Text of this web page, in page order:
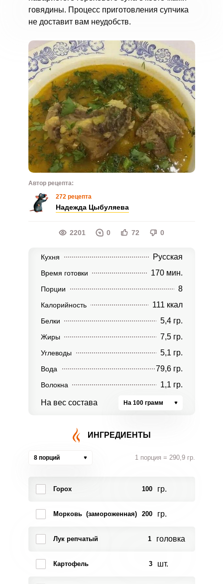
говядины. Процесс приготовления супчика
не доставит вам неудобств.
Автор рецепта:
272 рецепта
Надежда Цыбуляева
2201 0 72 0
Кухня Русская
Время готовки 170 мин.
Порции 8
Калорийность 111 ккал
Белки 5,4 гр.
Жиры 7,5 гр.
Углеводы 5,1 гр.
Вода 79,6 гр.
Волокна 1,1 гр.
На вес состава На 100 грамм
ИНГРЕДИЕНТЫ
8 порций 1 порция = 290,9 гр.
Горох 100 гр.
Морковь (замороженная) 200 гр.
Лук репчатый 1 головка
Картофель 3 шт.